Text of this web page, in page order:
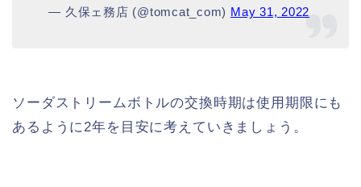
— 久保ェ務店 (@tomcat_com) May 31, 2022
ソーダストリームボトルの交換時期は使用期限にも
あるように2年を目安に考えていきましょう。